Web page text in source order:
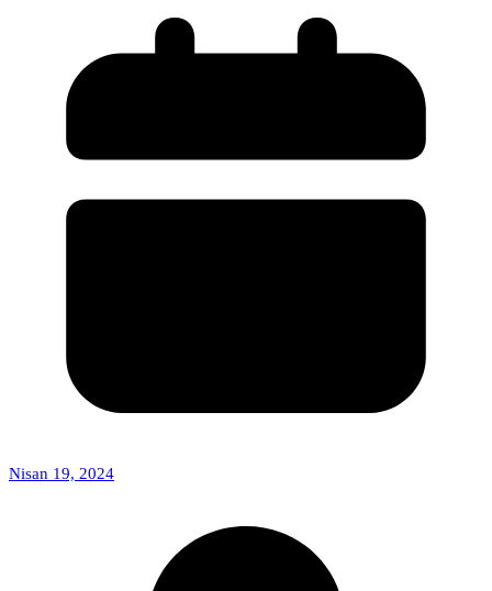
Nisan 19, 2024